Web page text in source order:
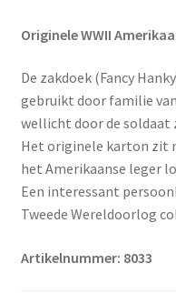
Originele WWII
De zakdoek (Fancy
gebruikt door familie
wellicht door de soldaat
Het originele karton zit
het Amerikaanse leger
Een interessant
Tweede Wereldoorlog
Artikelnummer: 8033